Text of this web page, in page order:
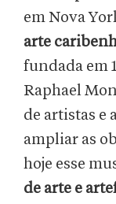
em Nova
arte
fundada em
Raphael
de artistas e
ampliar as
hoje esse
de arte e